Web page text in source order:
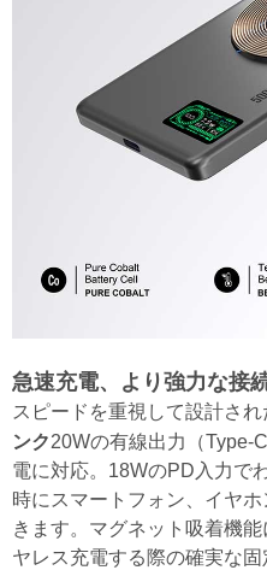
急速充電、より強力な接
スピードを重視して設計され
ンク20Wの有線出力（Type-
電に対応。18WのPD入力で
時にスマートフォン、イヤ
きます。マグネット吸着機
ヤレス充電する際の確実な